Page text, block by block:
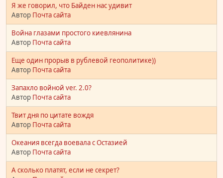
Я же говорил, что Байден нас удивит
Автор Почта сайта
Война глазами простого киевлянина
Автор Почта сайта
Еще один прорыв в рублевой геополитике))
Автор Почта сайта
Запахло войной ver. 2.0?
Автор Почта сайта
Твит дня по цитате вождя
Автор Почта сайта
Океания всегда воевала с Остазией
Автор Почта сайта
А сколько платят, если не секрет?